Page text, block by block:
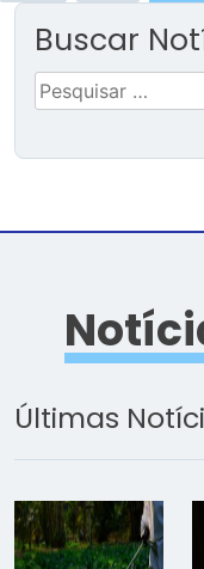
Buscar
Pesquisar
por:
Últimas